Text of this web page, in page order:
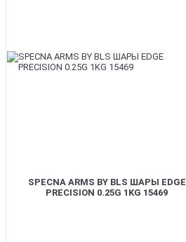
SPECNA ARMS BY BLS ШАРЫ EDGE
PRECISION 0.25G 1KG 15469